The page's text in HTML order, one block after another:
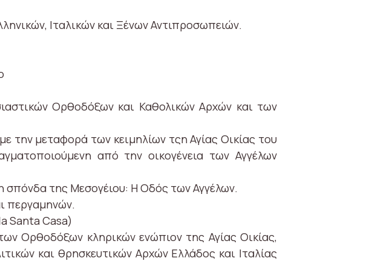
Ιταλικών και Ξένων Αντιπροσωπειών.
Ορθοδόξων και Καθολικών Αρχών και των
την μεταφορά των κειμηλίων τςη Αγίας Οικίας του
από την οικογένεια των Αγγέλων
σπόνδα της Μεσογέιου: Η Οδός των Αγγέλων.
περγαμηνών.
Santa Casa)
Ορθοδόξων κληρικών ενώπιον της Αγίας Οικίας,
και θρησκευτικών Αρχών Ελλάδος και Ιταλίας